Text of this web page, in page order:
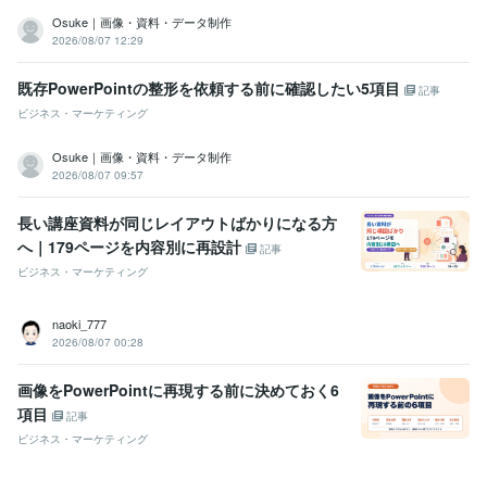
Osuke｜画像・資料・データ制作
2026/08/07 12:29
既存PowerPointの整形を依頼する前に確認したい5項目
記事
ビジネス・マーケティング
Osuke｜画像・資料・データ制作
2026/08/07 09:57
長い講座資料が同じレイアウトばかりになる方
へ｜179ページを内容別に再設計
記事
ビジネス・マーケティング
naoki_777
2026/08/07 00:28
画像をPowerPointに再現する前に決めておく6
項目
記事
ビジネス・マーケティング